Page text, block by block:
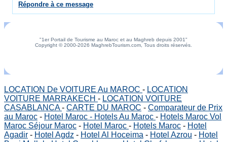
Répondre à ce message
"1er Portail de Tourisme au Maroc et au Maghreb depuis 2001"
Copyright © 2000-2026 MaghrebTourism.com, Tous droits réservés.
LOCATION De VOITURE Au MAROC - LOCATION
VOITURE MARRAKECH - LOCATION VOITURE
CASABLANCA- CARTE DU MAROC - Comparateur de Prix
au Maroc - Hotel Maroc - Hotels Au Maroc - Hotels Maroc Vol
Maroc Séjour Maroc - Hotel Maroc - Hotels Maroc - Hotel
Agadir - Hotel Agdz - Hotel Al Hoceima - Hotel Azrou - Hotel